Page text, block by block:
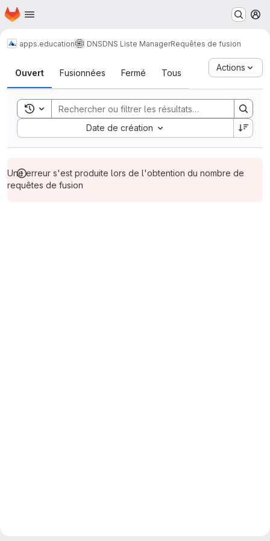
Passer au contenu principal
Page d'accueil
apps.education DNSDNS Liste ManagerRequêtes de fusion
Requêtes de fusion
Ouvert Fusionnées Fermé Tous
Actions
Toggle search history
Date de création
Sort by:
Une erreur s'est produite lors de l'obtention du nombre de
requêtes de fusion